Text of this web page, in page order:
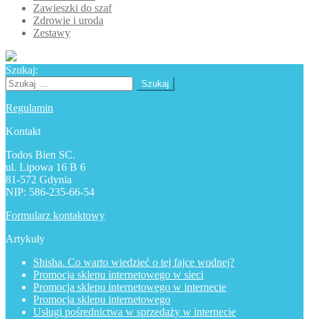
Zawieszki do szaf
Zdrowie i uroda
Zestawy
Szukaj:
Szukaj:
Regulamin
Kontakt
Todos Bien SC.
ul. Lipowa 16 B 6
81-572 Gdynia
NIP: 586-235-66-54
Formularz kontaktowy
Artykuły
Shisha. Co warto wiedzieć o tej fajce wodnej?
Promocja sklepu internetowego w sieci
Promocja sklepu internetowego w internecie
Promocja sklepu internetowego
Usługi pośrednictwa w sprzedaży w internecie